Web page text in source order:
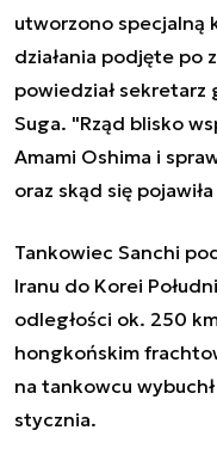
utworzono specjalną
działania podjęte po
powiedział
Suga. "Rząd blisko
Amami Oshima i
oraz skąd się
Tankowiec Sanchi
Iranu do Korei
odległości ok. 250
hongkońskim
na tankowcu
stycznia.